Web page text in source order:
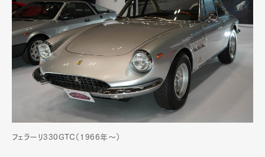
フェラーリ330GTC（1966年〜）